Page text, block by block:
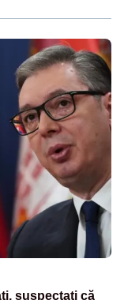
suspectați că